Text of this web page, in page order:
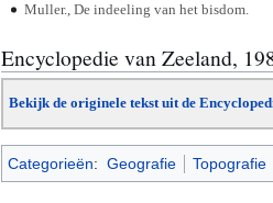
Muller., De indeeling van het bisdom.
Encyclopedie van Zeeland,
Bekijk de originele tekst uit de
Categorieën: Geografie Topografie